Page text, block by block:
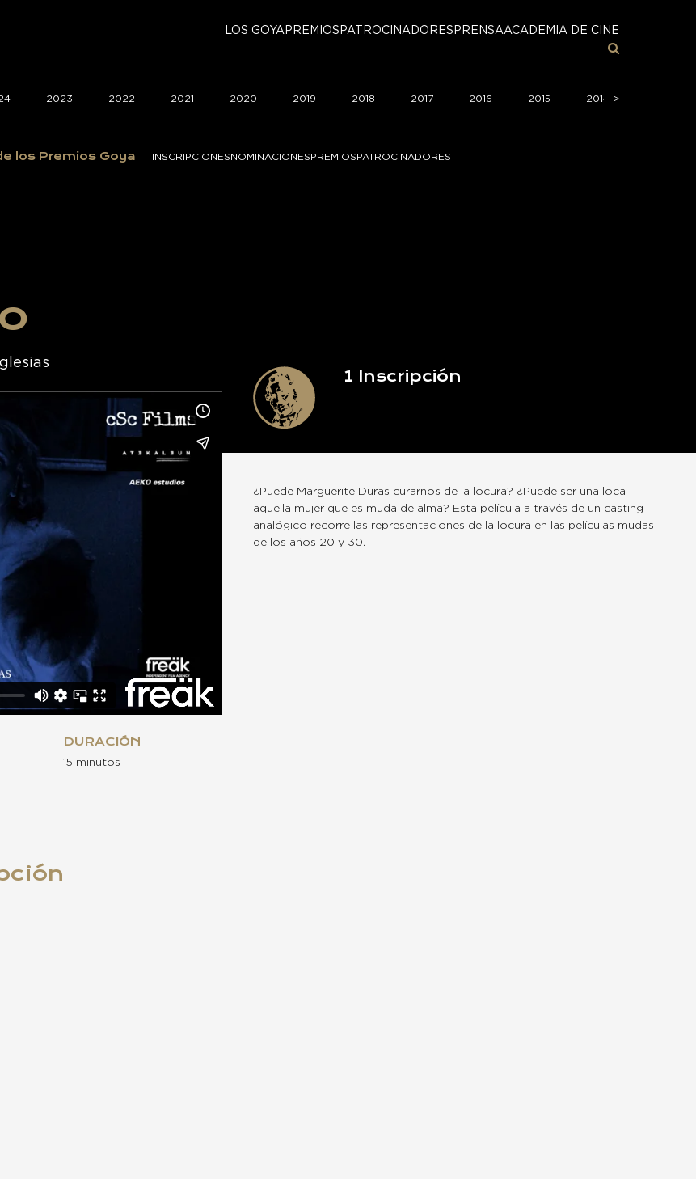
LOS GOYA PREMIOS PATROCINADORES PRENSAACADEMIA DE CINE
2023 2022 2021 2020 2019 2018 2017 2016 2015 2014 >
los Premios Goya INSCRIPCIONESNOMINACIONESPREMIOSPATROCINADORES
1 Inscripción
¿Puede Marguerite Duras curarnos de la locura? ¿Puede ser una loca
aquella mujer que es muda de alma? Esta película a través de un casting
analógico recorre las representaciones de la locura en las películas mudas
de los años 20 y 30.
DURACIÓN
15 minutos